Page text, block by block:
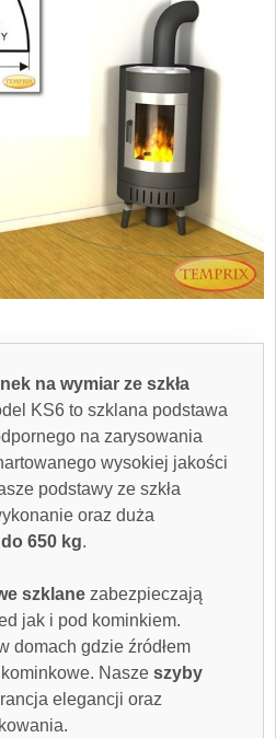
na wymiar ze szkła
KS6 to szklana podstawa
na zarysowania
wysokiej jakości
podstawy ze szkła
oraz duża
do 650 kg.
szklane zabezpieczają
jak i pod kominkiem.
domach gdzie źródłem
Nasze szyby
elegancji oraz